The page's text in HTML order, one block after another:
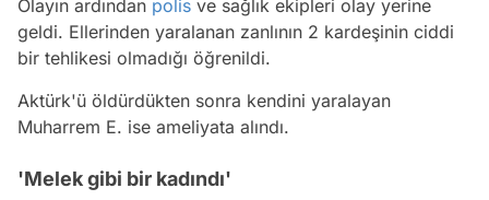
Olayın ardından polis ve sağlık ekipleri olay yerine
geldi. Ellerinden yaralanan zanlının 2 kardeşinin ciddi
bir tehlikesi olmadığı öğrenildi.
Aktürk'ü öldürdükten sonra kendini yaralayan
Muharrem E. ise ameliyata alındı.
'Melek gibi bir kadındı'